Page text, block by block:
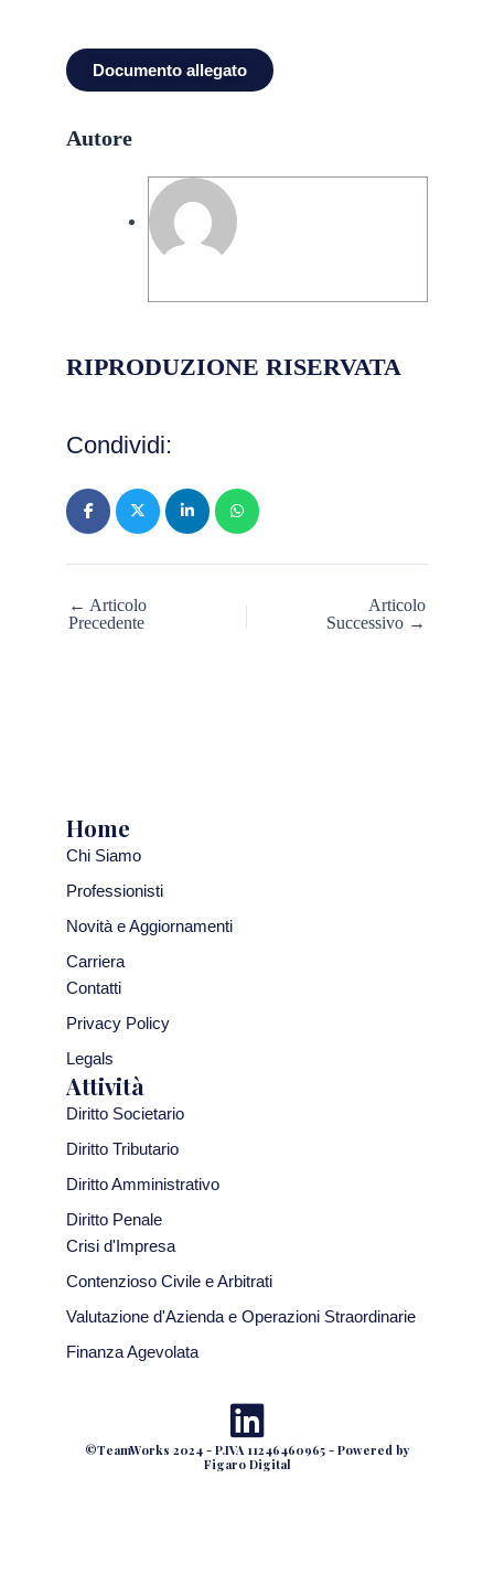
Documento allegato
Autore
RIPRODUZIONE RISERVATA
Condividi:
← Articolo
Precedente
Articolo
Successivo →
Home
Chi Siamo
Professionisti
Novità e Aggiornamenti
Carriera
Contatti
Privacy Policy
Legals
Attività
Diritto Societario
Diritto Tributario
Diritto Amministrativo
Diritto Penale
Crisi d'Impresa
Contenzioso Civile e Arbitrati
Valutazione d'Azienda e Operazioni Straordinarie
Finanza Agevolata
©TeamWorks 2024 - P.IVA 11246460965 - Powered by
Figaro Digital